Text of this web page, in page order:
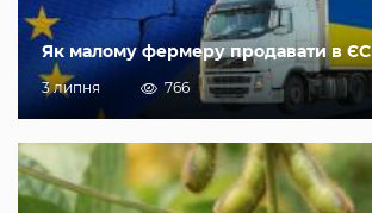
Як малому фермеру продавати в ЄС
3 липня 766